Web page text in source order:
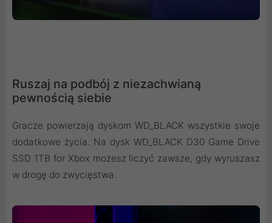
Ruszaj na podbój z niezachwianą
pewnością siebie
Gracze powierzają dyskom WD_BLACK wszystkie swoje
dodatkowe życia. Na dysk WD_BLACK D30 Game Drive
SSD 1TB for Xbox możesz liczyć zawsze, gdy wyruszasz
w drogę do zwycięstwa.